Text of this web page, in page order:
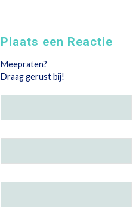
Plaats een Reactie
Meepraten?
Draag gerust bij!